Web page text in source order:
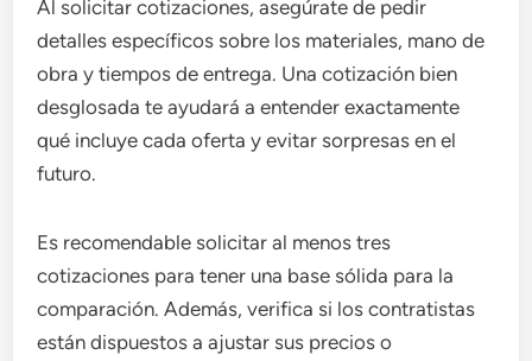
Al solicitar cotizaciones, asegúrate de pedir
detalles específicos sobre los materiales, mano de
obra y tiempos de entrega. Una cotización bien
desglosada te ayudará a entender exactamente
qué incluye cada oferta y evitar sorpresas en el
futuro.
Es recomendable solicitar al menos tres
cotizaciones para tener una base sólida para la
comparación. Además, verifica si los contratistas
están dispuestos a ajustar sus precios o